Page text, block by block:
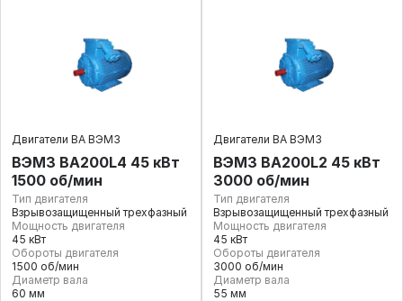
Двигатели ВА ВЭМЗ
ВЭМЗ ВА200L4 45 кВт
1500 об/мин
Тип двигателя
Взрывозащищенный трехфазный
Мощность двигателя
45 кВт
Обороты двигателя
1500 об/мин
Диаметр вала
60 мм
Двигатели ВА ВЭМЗ
ВЭМЗ ВА200L2 45 кВт
3000 об/мин
Тип двигателя
Взрывозащищенный трехфазный
Мощность двигателя
45 кВт
Обороты двигателя
3000 об/мин
Диаметр вала
55 мм